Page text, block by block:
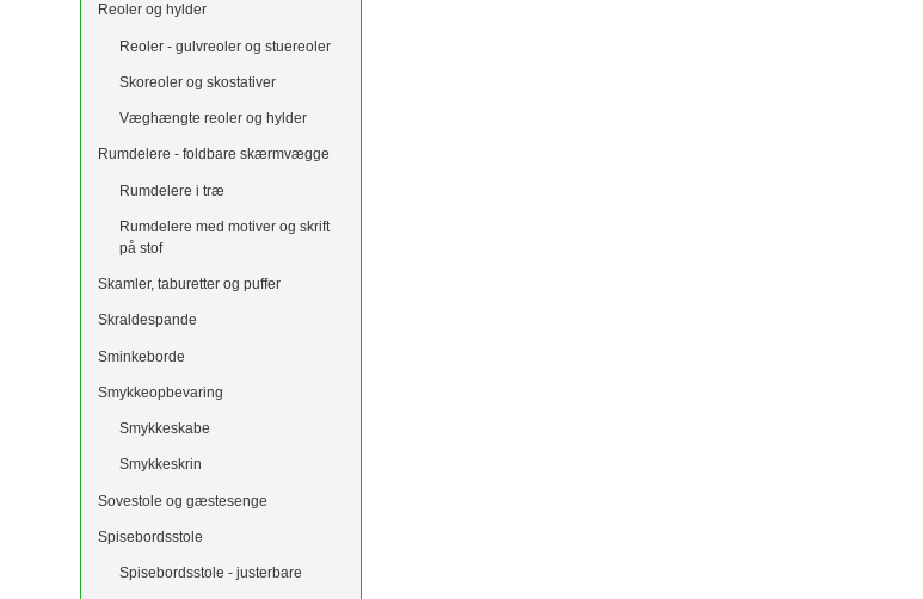
Reoler og hylder
Reoler - gulvreoler og stuereoler
Skoreoler og skostativer
Væghængte reoler og hylder
Rumdelere - foldbare skærmvægge
Rumdelere i træ
Rumdelere med motiver og skrift
på stof
Skamler, taburetter og puffer
Skraldespande
Sminkeborde
Smykkeopbevaring
Smykkeskabe
Smykkeskrin
Sovestole og gæstesenge
Spisebordsstole
Spisebordsstole - justerbare